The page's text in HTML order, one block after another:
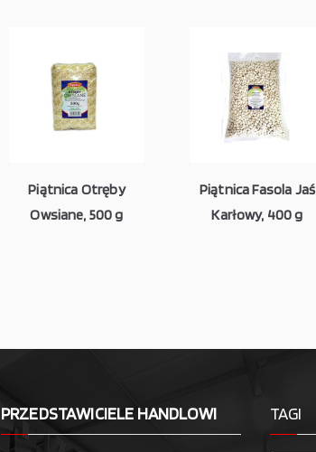
Piątnica Otręby
Owsiane, 500 g
Piątnica Fasola Jaś
Karłowy, 400 g
PRZEDSTAWICIELE HANDLOWI TAGI